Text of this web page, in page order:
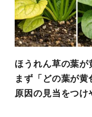
ほうれん草の葉が
まず「どの葉が
原因の見当をつけ